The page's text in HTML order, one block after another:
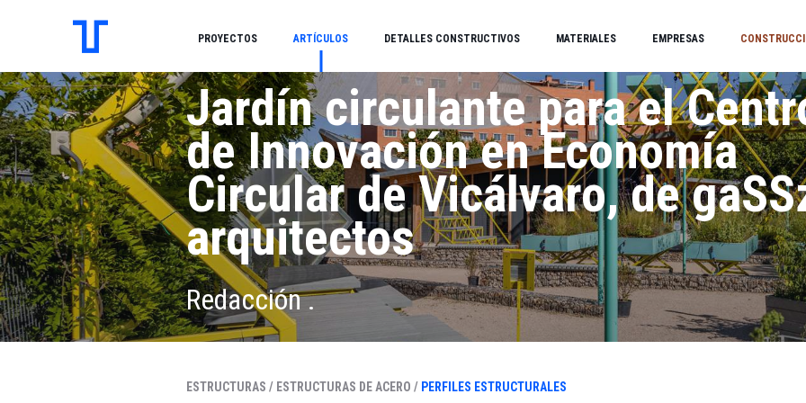
PROYECTOS ARTÍCULOS DETALLES CONSTRUCTIVOS MATERIALES EMPRESAS
Jardín circulante para el
de Innovación en Economía
Circular de Vicálvaro, de
arquitectos
Redacción .
ESTRUCTURAS / ESTRUCTURAS DE ACERO / PERFILES ESTRUCTURALES